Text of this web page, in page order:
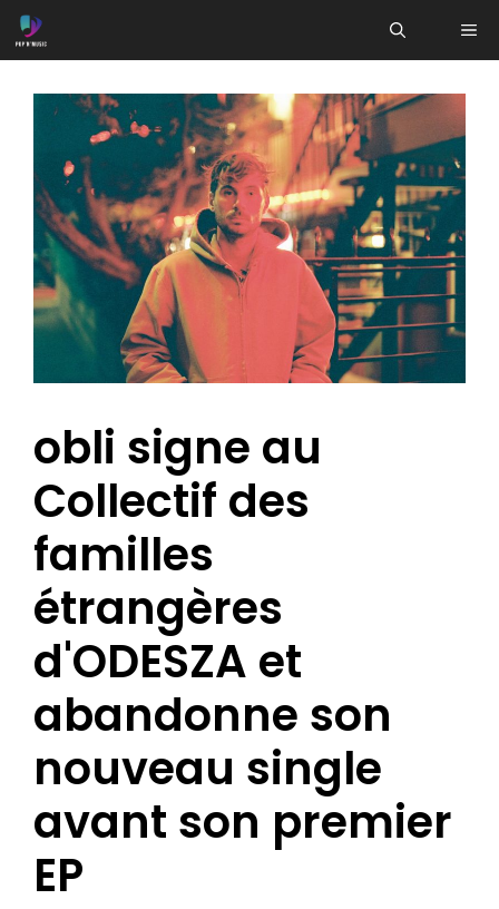
Aller
au
obli signe au
Collectif des
familles
étrangères
d'ODESZA et
abandonne son
nouveau single
avant son premier
EP